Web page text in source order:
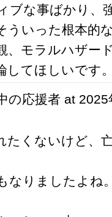
ブな事ばかり、
ういった根本的
、モラルハザー
してほしいです
の応援者 at
たくないけど、
なりましたよね